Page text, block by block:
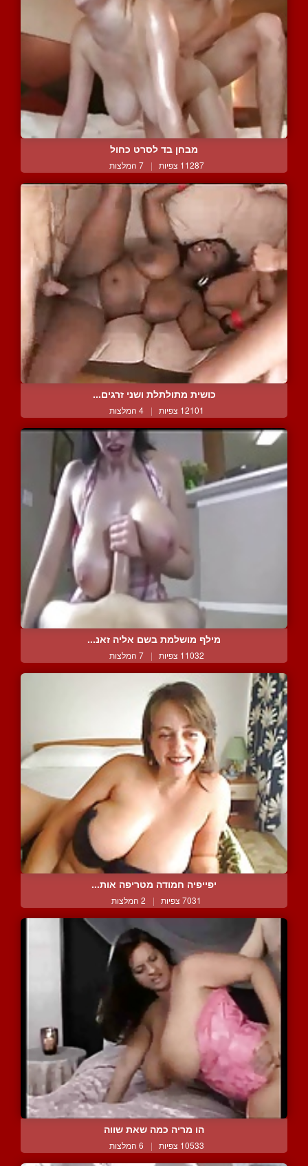
מבחן בד לסרט כחול
11287 צפיות | 7 המלצות
כושית מתולתלת ושני זרגים...
12101 צפיות | 4 המלצות
מילף מושלמת בשם אליה זאנ...
11032 צפיות | 7 המלצות
יפייפיה חמודה מטריפה אות...
7031 צפיות | 2 המלצות
הו מריה כמה שאת שווה
10533 צפיות | 6 המלצות